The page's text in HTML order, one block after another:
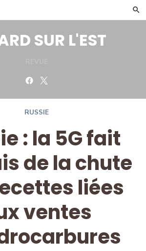
SUR L'EST
Facebook
RUSSIE
: la 5G fait
de la chute
liées
ventes